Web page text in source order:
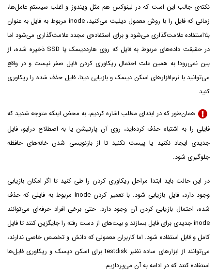
نکته‌ی جالب این است که در لینوکس هم مثل ویندوز و اغلب سیستم عامل‌ها،
زمانی که فایل را با روش معمول دیلیت می‌کنید، inode مربوط به فایل به عنوان
بلااستفاده علامت‌گذاری می‌شود و برای استفاده‌ی مجدد علامت‌گذاری می‌شود اما
در حقیقت داده‌های مربوط به فایل که روی هارددیسک یا SSD ذخیره شده، از
بین نمی‌رود! به همین علت احتمال ریکاوری کردن فایل صفر نیست و در واقع
می‌توانید با نرم‌افزارهای اسکن دیسک و بازیابی دیتا، فایل حذف شده را ریکاوری
کنید.
همان‌طور که در ابتدای مطلب اشاره کردیم، به محض اینکه متوجه شدید که
فایلی را به اشتباه حذف کرده‌اید، روی آن پارتیشن یا به اصطلاح درایو، فایل
جدیدی ایجاد نکنید یا پیست نکنید تا از بازنویسی شدن خانه‌های حافظه
جلوگیری شود.
در این حالت باید ابتدا مراحل ریکاوری کردن را طی کنید تا اگر امکان بازیابی
وجود دارد، فایل بازیابی شود. با تعمیر کردن inode مربوط به فایلی که حذف
شده، احتمال بازیابی کردن آن وجود دارد. حتی برخی افراد حرفه‌ای می‌توانند
inode جدیدی برای فایل بسازند و بیت‌های از دست رفته را جایگزین کنند تا فایل
کامل و قابل استفاده شود. اما کاربران معمولی که دانش و تخصص خاصی ندارند،
می‌توانند از ابزارهای ساده نظیر testdisk برای اسکن دیسک و ریکاوری فایل‌ها
استفاده کنند که در ادامه به آن می‌پردازیم.